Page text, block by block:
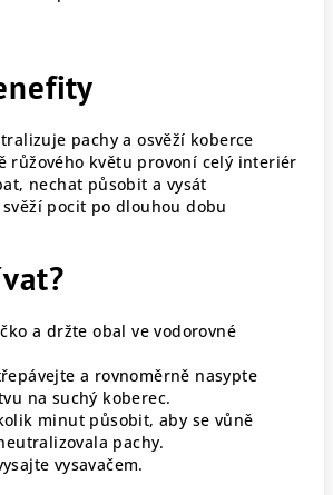
pachy a osvěží koberce
růžového květu provoní celý interiér
nechat působit a vysát
svěží pocit po dlouhou dobu
a držte obal ve vodorovné
a rovnoměrně nasypte
na suchý koberec.
minut působit, aby se vůně
pachy.
vysavačem.